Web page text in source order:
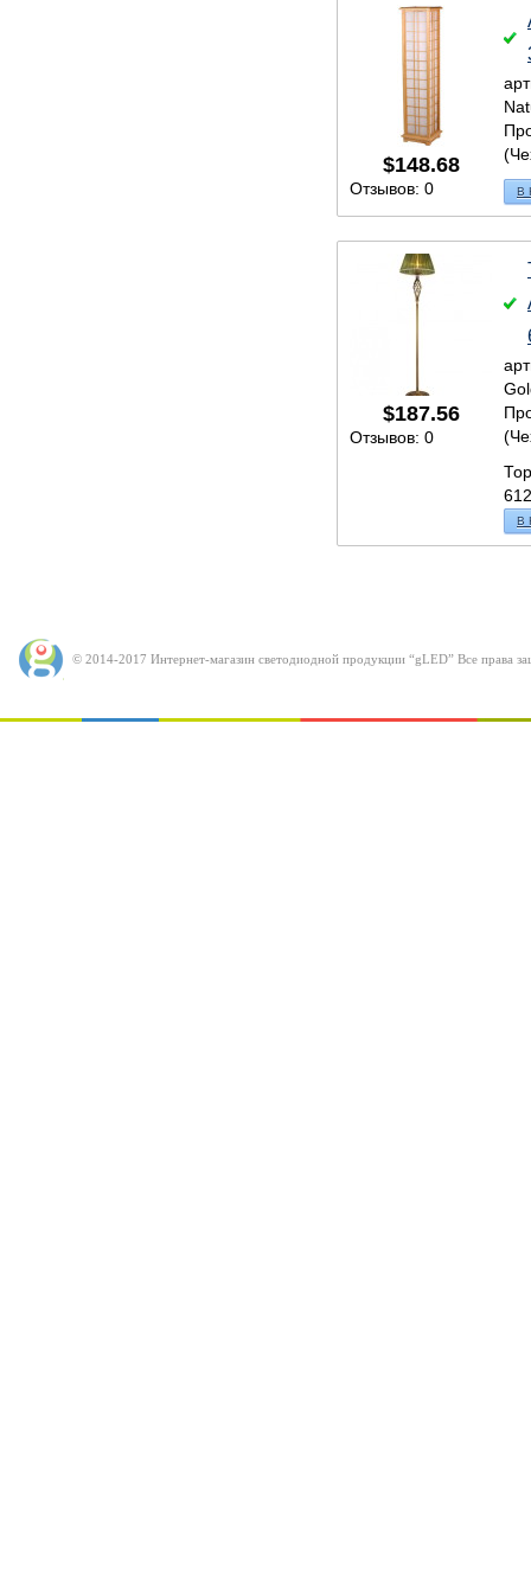
$148.68
Отзывов: 0 В
$187.56
Отзывов: 0
В
© 2014-2017 Интернет-магазин светодиодной продукции “gLED” Все права